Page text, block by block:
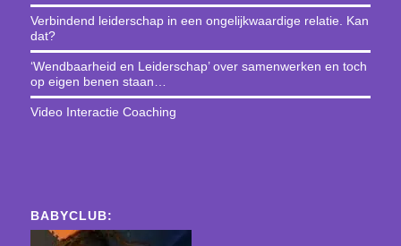
Verbindend leiderschap in een ongelijkwaardige relatie. Kan
dat?
‘Wendbaarheid en Leiderschap’ over samenwerken en toch
op eigen benen staan…
Video Interactie Coaching
BABYCLUB: